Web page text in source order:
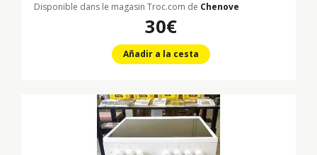
Disponible dans le magasin Troc.com de Chenove
30€
Añadir a la cesta